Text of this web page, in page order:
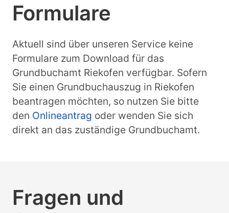
Formulare
Aktuell sind über unseren Service keine
Formulare zum Download für das
Grundbuchamt Riekofen verfügbar. Sofern
Sie einen Grundbuchauszug in Riekofen
beantragen möchten, so nutzen Sie bitte
den Onlineantrag oder wenden Sie sich
direkt an das zuständige Grundbuchamt.
Fragen und